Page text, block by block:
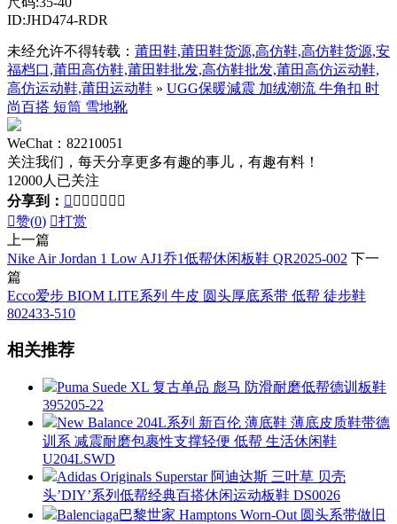
ID:JHD474-RDR
未经允许不得转载： 莆田鞋,莆田鞋货源,高仿鞋,高仿鞋货源,安
福档口,莆田高仿鞋,莆田鞋批发,高仿鞋批发,莆田高仿运动鞋,
高仿运动鞋,莆田运动鞋 » UGG保暖減震 加绒潮流 牛角扣 时
尚百搭 短筒 雪地靴
WeChat：82210051
关注我们，每天分享更多有趣的事儿，有趣有料！
12000人已关注
分享到：       
赞(0) 打赏
上一篇
Nike Air Jordan 1 Low AJ1乔1低帮休闲板鞋 QR2025-002 下一
篇
Ecco爱步 BIOM LITE系列 牛皮 圆头厚底系带 低帮 徒步鞋
802433-510
相关推荐
Puma Suede XL 复古单品 彪马 防滑耐磨低帮德训板鞋
395205-22
New Balance 204L系列 新百伦 薄底鞋 薄底皮质鞋带德
训系 减震耐磨包裹性支撑轻便 低帮 生活休闲鞋
U204LSWD
Adidas Originals Superstar 阿迪达斯 三叶草 贝壳
头’DIY’系列低帮经典百搭休闲运动板鞋 DS0026
Balenciaga巴黎世家 Hamptons Worn-Out 圆头系带做旧